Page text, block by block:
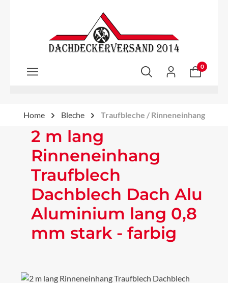
Zum Hauptinhalt springen
0
Home Bleche Traufbleche / Rinneneinhang
2 m lang
Rinneneinhang
Traufblech
Dachblech Dach Alu
Aluminium lang 0,8
mm stark - farbig
Bildergalerie überspringen